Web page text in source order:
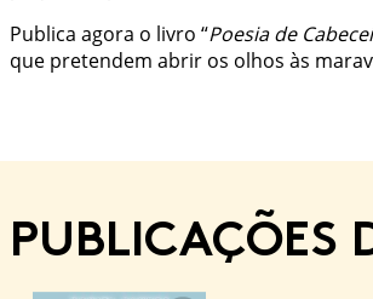
Publica agora o livro “Poesia de
que pretendem abrir os olhos às
PUBLICAÇÕES